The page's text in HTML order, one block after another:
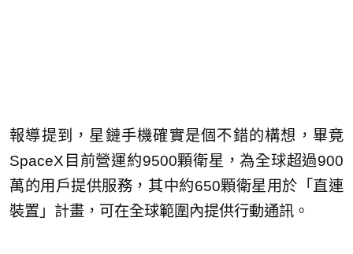
報導提到，星鏈手機確實是個不錯的構想，畢竟
SpaceX目前營運約9500顆衛星，為全球超過900
萬的用戶提供服務，其中約650顆衛星用於「直連
裝置」計畫，可在全球範圍內提供行動通訊。